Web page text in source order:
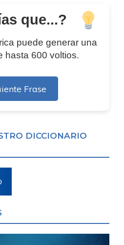
que...?
puede generar una
hasta 600 voltios.
Frase
DICCIONARIO